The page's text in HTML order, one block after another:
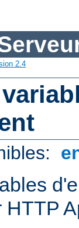
2.4
HTTP